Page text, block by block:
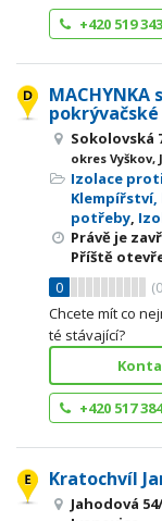
+420 519
MACHYNKA
Sokolovská
okres
Izolace
potřeby,
Právě je
Příště
0
(0
Chcete mít co
té stávající?
+420 517
Kratochvíl
Jahodová